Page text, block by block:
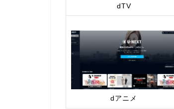
dTV
dアニメ